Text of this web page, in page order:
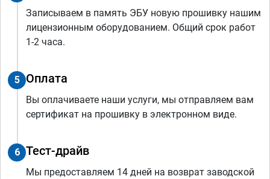
Записываем в память ЭБУ новую прошивку нашим
лицензионным оборудованием. Общий срок работ
1-2 часа.
5 Оплата
Вы оплачиваете наши услуги, мы отправляем вам
сертификат на прошивку в электронном виде.
6 Тест-драйв
Мы предоставляем 14 дней на возврат заводской